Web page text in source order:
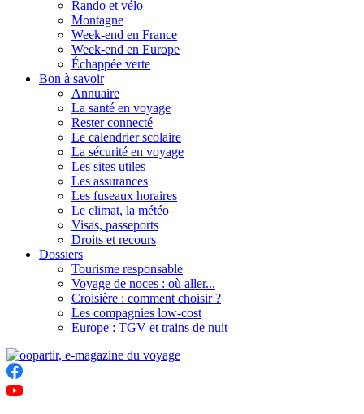
Rando et vélo
Montagne
Week-end en France
Week-end en Europe
Échappée verte
Bon à savoir
Annuaire
La santé en voyage
Rester connecté
Le calendrier scolaire
La sécurité en voyage
Les sites utiles
Les assurances
Les fuseaux horaires
Le climat, la météo
Visas, passeports
Droits et recours
Dossiers
Tourisme responsable
Voyage de noces : où aller...
Croisière : comment choisir ?
Les compagnies low-cost
Europe : TGV et trains de nuit